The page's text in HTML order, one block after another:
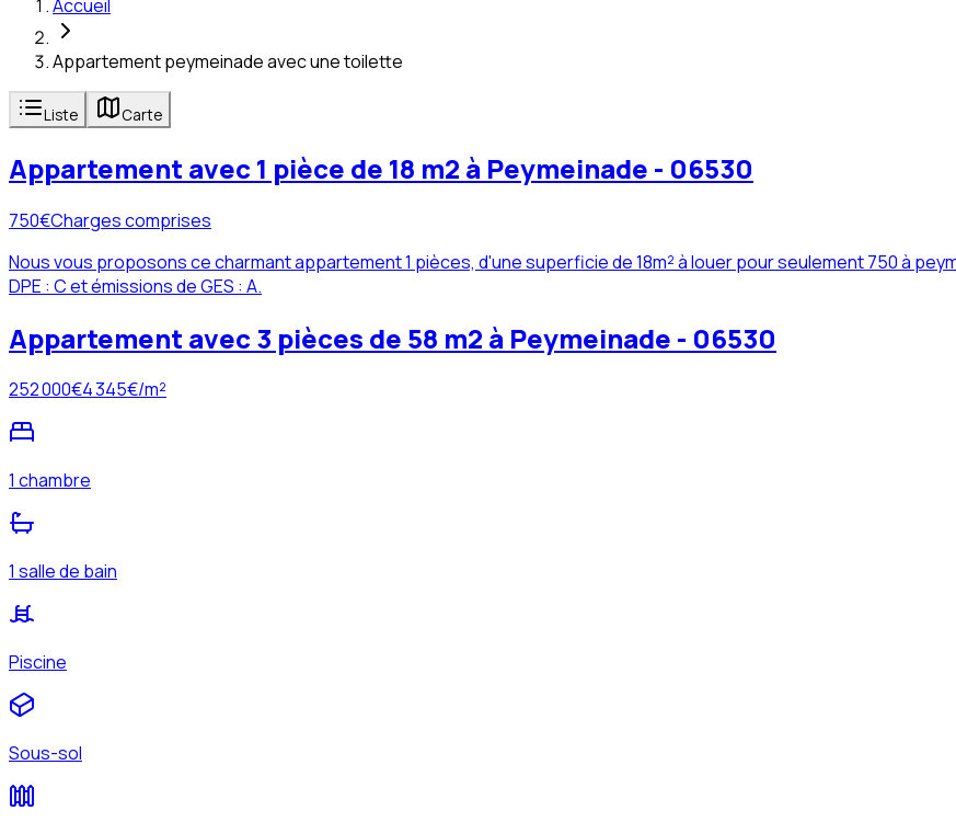
Accueil
Appartement peymeinade avec une toilette
Liste Carte
Appartement avec 1 pièce de 18 m2 à Peymeinade - 06530
750€Charges comprises
Nous vous proposons ce charmant appartement 1 pièces, d'une superficie de 18m² à louer pour seulement 750 à
DPE : C et émissions de GES : A.
Appartement avec 3 pièces de 58 m2 à Peymeinade - 06530
252 000€4 345€/m²
1 chambre
1 salle de bain
Piscine
Sous-sol